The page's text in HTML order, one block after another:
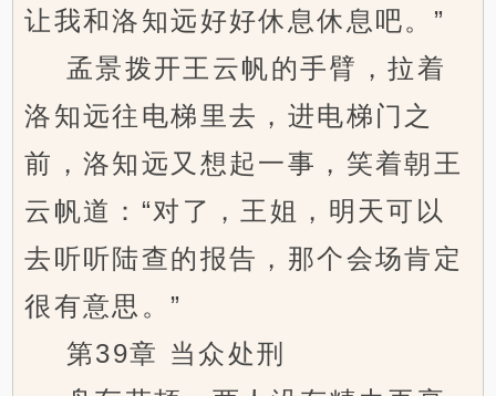
让我和洛知远好好休息休息吧。”
孟景拨开王云帆的手臂，拉着
洛知远往电梯里去，进电梯门之
前，洛知远又想起一事，笑着朝王
云帆道：“对了，王姐，明天可以
去听听陆查的报告，那个会场肯定
很有意思。”
第39章 当众处刑